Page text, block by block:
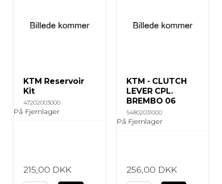
KTM Reservoir
Kit
47202003000
På Fjernlager
215,00 DKK
KTM - CLUTCH
LEVER CPL.
BREMBO 06
54802031000
På Fjernlager
256,00 DKK